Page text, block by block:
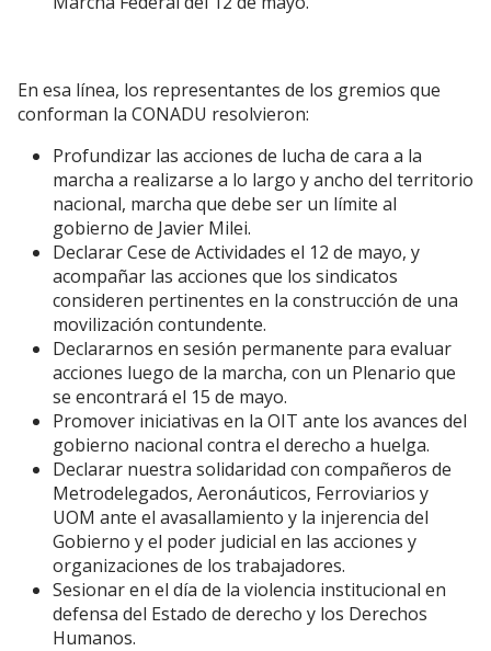
En esa línea, los representantes de los gremios que
conforman la CONADU resolvieron:
Profundizar las acciones de lucha de cara a la
marcha a realizarse a lo largo y ancho del territorio
nacional, marcha que debe ser un límite al
gobierno de Javier Milei.
Declarar Cese de Actividades el 12 de mayo, y
acompañar las acciones que los sindicatos
consideren pertinentes en la construcción de una
movilización contundente.
Declararnos en sesión permanente para evaluar
acciones luego de la marcha, con un Plenario que
se encontrará el 15 de mayo.
Promover iniciativas en la OIT ante los avances del
gobierno nacional contra el derecho a huelga.
Declarar nuestra solidaridad con compañeros de
Metrodelegados, Aeronáuticos, Ferroviarios y
UOM ante el avasallamiento y la injerencia del
Gobierno y el poder judicial en las acciones y
organizaciones de los trabajadores.
Sesionar en el día de la violencia institucional en
defensa del Estado de derecho y los Derechos
Humanos.